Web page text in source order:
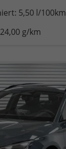
anfordern
Datei,
5,50 l/100km
g/km